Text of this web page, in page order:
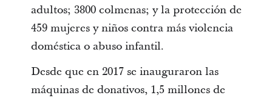
adultos; 3800 colmenas; y la protección de
459 mujeres y niños contra más violencia
doméstica o abuso infantil.
Desde que en 2017 se inauguraron las
máquinas de donativos, 1,5 millones de